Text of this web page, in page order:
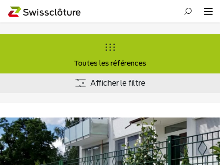
Toutes les références
Afficher le filtre